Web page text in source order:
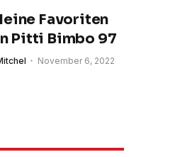
Favoriten
Pitti Bimbo 97
November 6, 2022